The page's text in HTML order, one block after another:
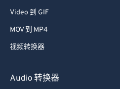
Video 到 GIF
MOV 到 MP4
视频转换器
Audio 转换器